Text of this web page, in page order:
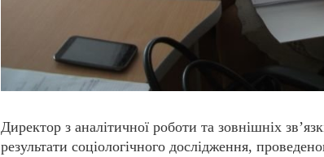
Директор з аналітичної роботи та зовнішніх
результати соціологічного дослідження,